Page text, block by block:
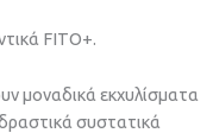
FITO+.
μοναδικά εκχυλίσματα
συστατικά